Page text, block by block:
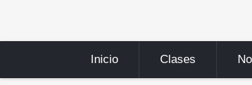
Inicio Clases